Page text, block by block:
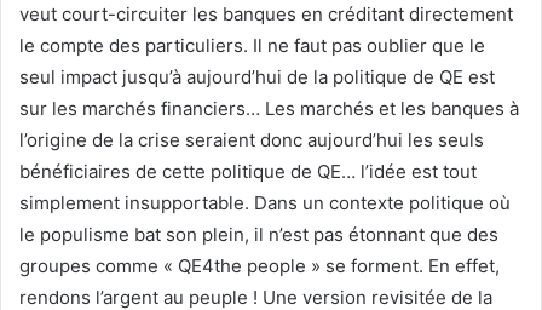
veut court-circuiter les banques en créditant directement
le compte des particuliers. Il ne faut pas oublier que le
seul impact jusqu’à aujourd’hui de la politique de QE est
sur les marchés financiers… Les marchés et les banques à
l’origine de la crise seraient donc aujourd’hui les seuls
bénéficiaires de cette politique de QE… l’idée est tout
simplement insupportable. Dans un contexte politique où
le populisme bat son plein, il n’est pas étonnant que des
groupes comme « QE4the people » se forment. En effet,
rendons l’argent au peuple ! Une version revisitée de la